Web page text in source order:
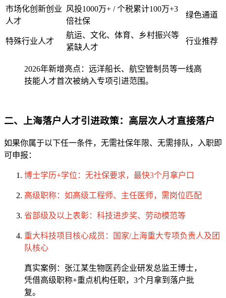
市场化创新创业
人才
风投1000万+ / 个税累计100万+3
倍社保
绿色通道
特殊行业人才
航运、文化、体育、乡村振兴等
紧缺人才
行业推荐
2026年新增亮点：远洋船长、航空管制员等一线高
技能人才首次被纳入专项引进范围。
二、上海落户人才引进政策：高层次人才直接落户
如果你属于以下任一条件，无需社保年限、无需排队，入职即
可申报：
博士学历+学位：无社保要求，最快3个月拿户口
高级职称：如高级工程师、主任医师，需岗位匹配
省部级及以上表彰：科技进步奖、劳动模范等
重大科技项目核心成员：国家/上海重大专项负责人及团
队核心
真实案例：张江某生物医药企业研发总监王博士，
凭借高级职称+重点机构任职，3个月拿到落户批
复。